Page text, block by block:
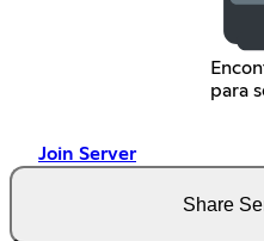
para
Join Server
Share